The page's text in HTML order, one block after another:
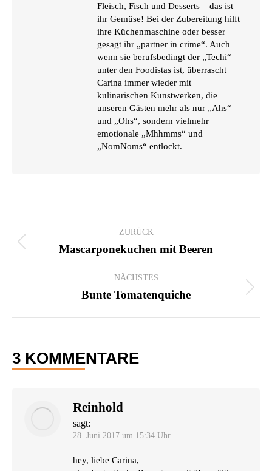
Fleisch, Fisch und Desserts – das ist
ihr Gemüse! Bei der Zubereitung hilft
ihre Küchenmaschine oder besser
gesagt ihr „partner in crime“. Auch
wenn sie berufsbedingt der „Techi“
unter den Foodistas ist, überrascht
Carina immer wieder mit
kulinarischen Kunstwerken, die
unseren Gästen mehr als nur „Ahs“
und „Ohs“, sondern vielmehr
emotionale „Mhhmms“ und
„NomNoms“ entlockt.
ZURÜCK
Vorheriger
Mascarponekuchen mit Beeren
NÄCHSTES
Nächster
Beitrag:
Bunte Tomatenquiche
3 KOMMENTARE
Reinhold
sagt:
28. Juni 2017 um 15:34 Uhr
hey, lie­be Carina,